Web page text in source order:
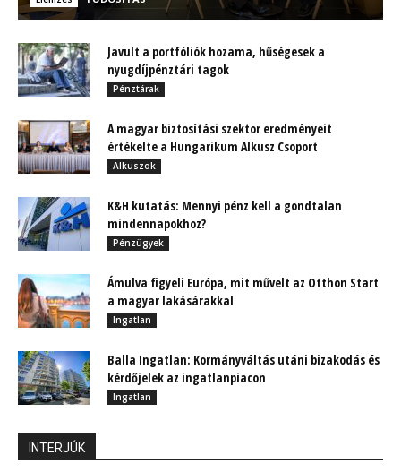
Javult a portfóliók hozama, hűségesek a
nyugdíjpénztári tagok
Pénztárak
A magyar biztosítási szektor eredményeit
értékelte a Hungarikum Alkusz Csoport
Alkuszok
K&H kutatás: Mennyi pénz kell a gondtalan
mindennapokhoz?
Pénzügyek
Ámulva figyeli Európa, mit művelt az Otthon Start
a magyar lakásárakkal
Ingatlan
Balla Ingatlan: Kormányváltás utáni bizakodás és
kérdőjelek az ingatlanpiacon
Ingatlan
INTERJÚK